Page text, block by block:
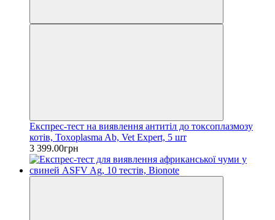
Експрес-тест на виявлення антитіл до токсоплазмозу
котів, Toxoplasma Ab, Vet Expert, 5 шт
3 399.00грн